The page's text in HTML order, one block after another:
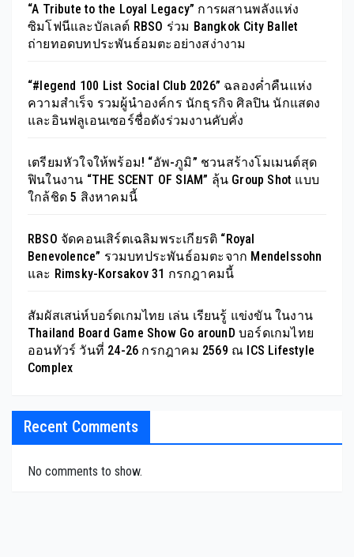
“A Tribute to the Loyal Legacy” การผสานพลังแห่ง
ซิมโฟนีและบัลเลต์ RBSO ร่วม Bangkok City Ballet
ถ่ายทอดบทประพันธ์อมตะอย่างสง่างาม
“#legend 100 List Social Club 2026” ฉลองค่ำคืนแห่ง
ความสำเร็จ รวมผู้นำองค์กร นักธุรกิจ ศิลปิน นักแสดง
และอินฟลูเอนเซอร์ชื่อดังร่วมงานคับคั่ง
เตรียมหัวใจให้พร้อม! “อัพ-ภูมิ” ชวนสร้างโมเมนต์สุด
ฟินในงาน “THE SCENT OF SIAM” ลุ้น Group Shot แบบ
ใกล้ชิด 5 สิงหาคมนี้
RBSO จัดคอนเสิร์ตเฉลิมพระเกียรติ “Royal
Benevolence” รวมบทประพันธ์อมตะจาก Mendelssohn
และ Rimsky-Korsakov 31 กรกฎาคมนี้
สัมผัสเสน่ห์บอร์ดเกมไทย เล่น เรียนรู้ แข่งขัน ในงาน
Thailand Board Game Show Go arounD บอร์ดเกมไทย
ออนทัวร์ วันที่ 24-26 กรกฎาคม 2569 ณ ICS Lifestyle
Complex
Recent Comments
No comments to show.